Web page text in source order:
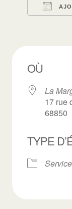
OÙ
La
17 rue
68850
TYPE